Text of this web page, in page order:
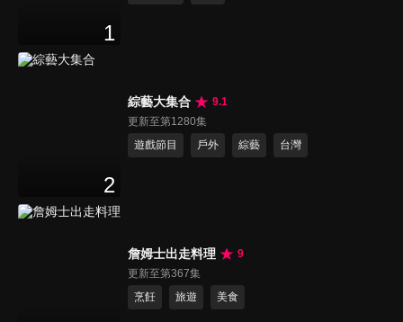
1
2
綜藝大集合
9.1
更新至第1280集
遊戲節目
戶外 綜藝 台灣
詹姆士出走料理
9
更新至第367集
烹飪
旅遊 美食